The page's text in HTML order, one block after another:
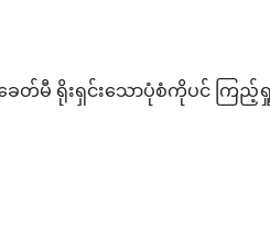
ေတ်မီ ရိုးရှင်းသောပုံစံကိုပင် ကြည့်